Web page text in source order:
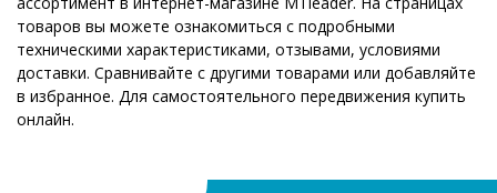
товаров вы можете ознакомиться с подробными
техническими характеристиками, отзывами, условиями
доставки. Сравнивайте с другими товарами или добавляйте
в избранное. Для самостоятельного передвижения купить
онлайн.